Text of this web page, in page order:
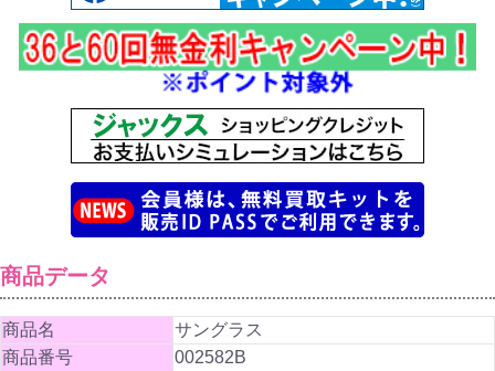
商品データ
商品名
サングラス
商品番号
002582B